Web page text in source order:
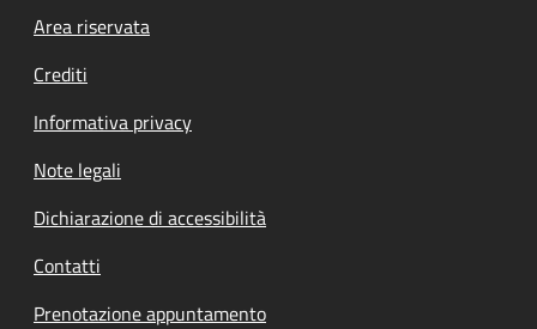
Footer menu
Area riservata
Crediti
Informativa privacy
Note legali
Dichiarazione di accessibilità
Contatti
Prenotazione appuntamento